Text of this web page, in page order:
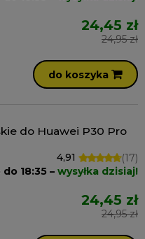
24,45 zł
24,95 zł
do koszyka
do Huawei P30 Pro
4,91
(17)
do 18:35 – wysyłka dzisiaj!
24,45 zł
24,95 zł